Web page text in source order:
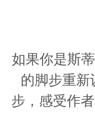
如果你是斯
的脚步重
步，感受作